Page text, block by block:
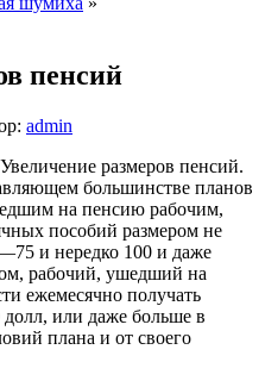
пенсий
admin
Увеличение размеров пенсий.
большинстве планов
на пенсию рабочим,
пособий размером не
и нередко 100 и даже
рабочий, ушедший на
ежемесячно получать
или даже больше в
плана и от своего